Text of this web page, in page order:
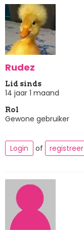
Rudez
Lid sinds
14 jaar 1 maand
Rol
Gewone gebruiker
Login of registreer